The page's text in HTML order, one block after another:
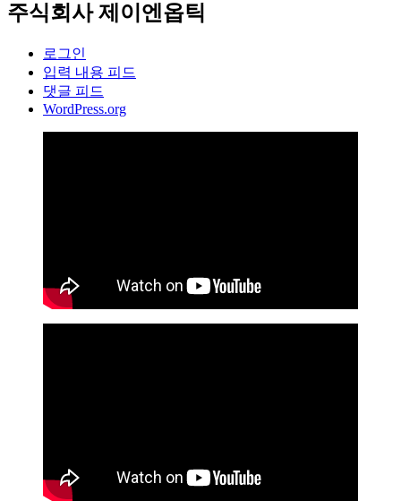
주식회사 제이엔옵틱
로그인
입력 내용 피드
댓글 피드
WordPress.org